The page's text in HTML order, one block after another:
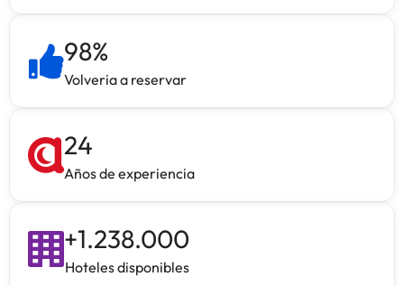
98%
Volveria a reservar
24
Años de experiencia
+1.238.000
Hoteles disponibles